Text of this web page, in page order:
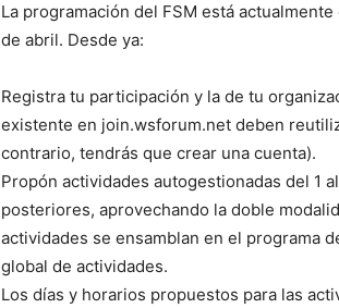
La programación del FSM está
de abril. Desde ya:
Registra tu participación y la de tu
existente en join.wsforum.net deben
contrario, tendrás que crear una cuenta).
Propón actividades autogestionadas del 1
posteriores, aprovechando la doble
actividades se ensamblan en el programa
global de actividades.
Los días y horarios propuestos para las